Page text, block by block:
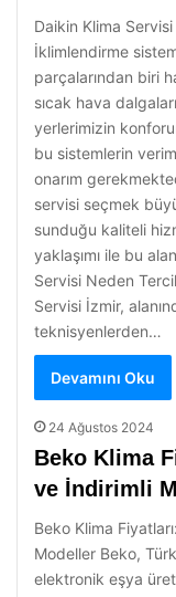
Daikin Klima
İklimlendirme
parçalarından biri
sıcak hava
yerlerimizin
bu sistemlerin
onarım
servisi seçmek
sunduğu kaliteli
yaklaşımı ile bu
Servisi Neden
Servisi İzmir,
teknisyenlerden…
Devamını Oku
24 Ağustos 2024
Beko Klima
ve İndirimli
Beko Klima
Modeller Beko,
elektronik eşya